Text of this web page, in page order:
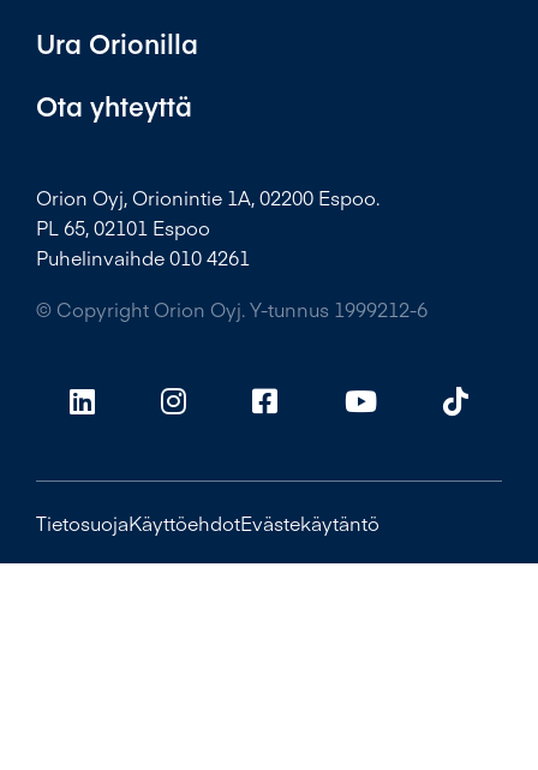
Ura Orionilla
Ota yhteyttä
Orion Oyj, Orionintie 1A, 02200 Espoo.
PL 65, 02101 Espoo
Puhelinvaihde 010 4261
© Copyright Orion Oyj. Y-tunnus 1999212-6
TietosuojaKäyttöehdotEvästekäytäntö